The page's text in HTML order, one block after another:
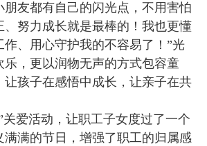
朋友都有自己的闪光点，不用害怕
、努力成长就是最棒的！我也更懂
作、用心守护我的不容易了！”光
乐，更以润物无声的方式包容童
让孩子在感悟中成长，让亲子在共
爱活动，让职工子女度过了一个
满满的节日，增强了职工的归属感